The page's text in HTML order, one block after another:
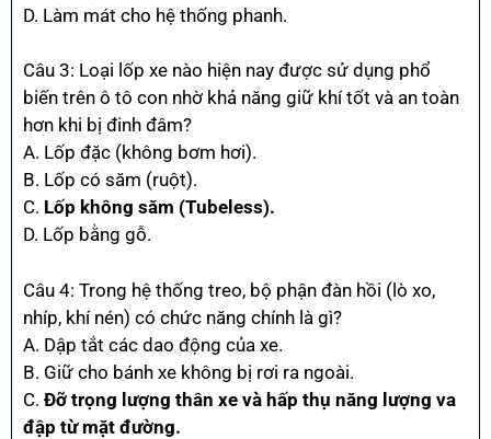
D. Làm mát cho hệ thống phanh.
Câu 3: Loại lốp xe nào hiện nay được sử dụng phổ
biến trên ô tô con nhờ khả năng giữ khí tốt và an toàn
hơn khi bị đinh đâm?
A. Lốp đặc (không bơm hơi).
B. Lốp có săm (ruột).
C. Lốp không săm (Tubeless).
D. Lốp bằng gỗ.
Câu 4: Trong hệ thống treo, bộ phận đàn hồi (lò xo,
nhíp, khí nén) có chức năng chính là gì?
A. Dập tắt các dao động của xe.
B. Giữ cho bánh xe không bị rơi ra ngoài.
C. Đỡ trọng lượng thân xe và hấp thụ năng lượng va
đập từ mặt đường.